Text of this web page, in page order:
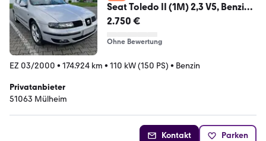
Seat Toledo II (1M) 2,3 V5, Benzin
HU: 10/...
2.750 €
Ohne Bewertung
EZ 03/2000 • 174.924 km • 110 kW (150 PS) • Benzin
Privatanbieter
51063 Mülheim
Kontakt Parken